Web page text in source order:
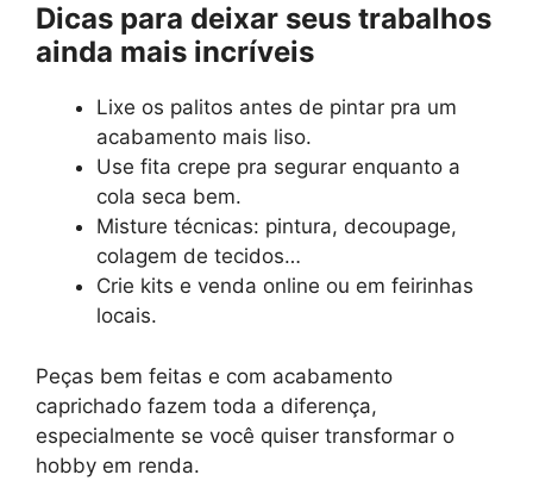
Dicas para deixar seus trabalhos
ainda mais incríveis
Lixe os palitos antes de pintar pra um
acabamento mais liso.
Use fita crepe pra segurar enquanto a
cola seca bem.
Misture técnicas: pintura, decoupage,
colagem de tecidos…
Crie kits e venda online ou em feirinhas
locais.
Peças bem feitas e com acabamento
caprichado fazem toda a diferença,
especialmente se você quiser transformar o
hobby em renda.